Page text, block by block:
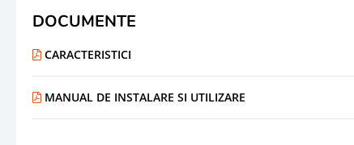
DOCUMENTE
CARACTERISTICI
MANUAL DE INSTALARE SI UTILIZARE